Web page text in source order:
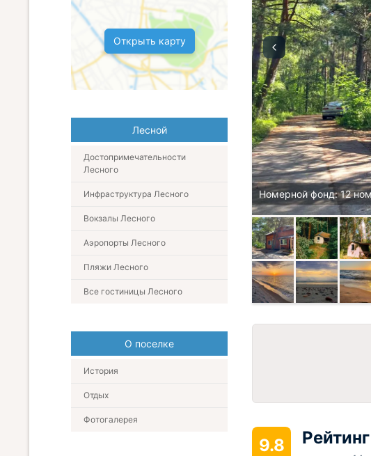
Номерной фонд: 12
9.8
Открыть карту
Лесной
Достопримечательности
Лесного
Инфраструктура Лесного
Вокзалы Лесного
Аэропорты Лесного
Пляжи Лесного
Все гостиницы Лесного
О поселке
История
Отдых
Фотогалерея